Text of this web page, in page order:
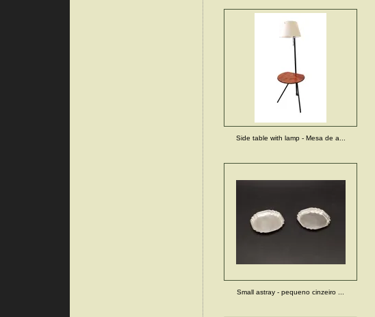
Side table with lamp - Mesa de a...
Small astray - pequeno cinzeiro ...